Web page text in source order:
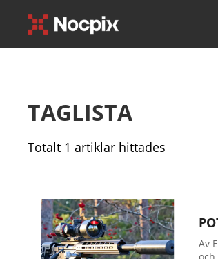
TAGLISTA
Totalt 1 artiklar hittades
Av